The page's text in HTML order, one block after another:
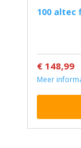
100
€ 148,99
Meer